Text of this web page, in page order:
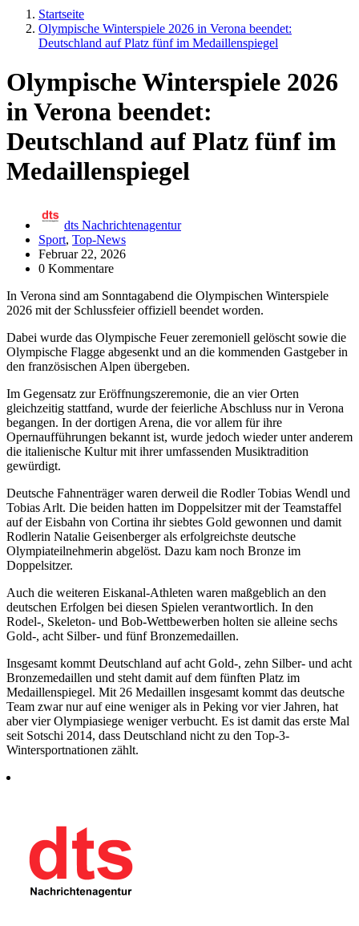
Startseite
Olympische Winterspiele 2026 in Verona beendet:
Deutschland auf Platz fünf im Medaillenspiegel
Olympische Winterspiele 2026
in Verona beendet:
Deutschland auf Platz fünf im
Medaillenspiegel
dts Nachrichtenagentur
Sport, Top-News
Februar 22, 2026
0 Kommentare
In Verona sind am Sonntagabend die Olympischen Winterspiele
2026 mit der Schlussfeier offiziell beendet worden.
Dabei wurde das Olympische Feuer zeremoniell gelöscht sowie die
Olympische Flagge abgesenkt und an die kommenden Gastgeber in
den französischen Alpen übergeben.
Im Gegensatz zur Eröffnungszeremonie, die an vier Orten
gleichzeitig stattfand, wurde der feierliche Abschluss nur in Verona
begangen. In der dortigen Arena, die vor allem für ihre
Opernaufführungen bekannt ist, wurde jedoch wieder unter anderem
die italienische Kultur mit ihrer umfassenden Musiktradition
gewürdigt.
Deutsche Fahnenträger waren derweil die Rodler Tobias Wendl und
Tobias Arlt. Die beiden hatten im Doppelsitzer mit der Teamstaffel
auf der Eisbahn von Cortina ihr siebtes Gold gewonnen und damit
Rodlerin Natalie Geisenberger als erfolgreichste deutsche
Olympiateilnehmerin abgelöst. Dazu kam noch Bronze im
Doppelsitzer.
Auch die weiteren Eiskanal-Athleten waren maßgeblich an den
deutschen Erfolgen bei diesen Spielen verantwortlich. In den
Rodel-, Skeleton- und Bob-Wettbewerben holten sie alleine sechs
Gold-, acht Silber- und fünf Bronzemedaillen.
Insgesamt kommt Deutschland auf acht Gold-, zehn Silber- und acht
Bronzemedaillen und steht damit auf dem fünften Platz im
Medaillenspiegel. Mit 26 Medaillen insgesamt kommt das deutsche
Team zwar nur auf eine weniger als in Peking vor vier Jahren, hat
aber vier Olympiasiege weniger verbucht. Es ist damit das erste Mal
seit Sotschi 2014, dass Deutschland nicht zu den Top-3-
Wintersportnationen zählt.